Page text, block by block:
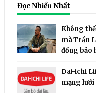
Đọc Nhiều Nhất
Không
mà Trần
đồng bảo
Dai-ichi
mạng lưới